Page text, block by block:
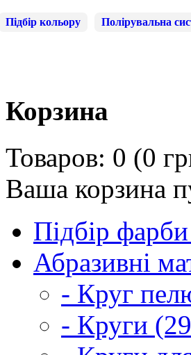
Підбір кольору Полірувальна
Корзина
Товаров: 0 (0
Ваша корзина
Підбір
Абразивні
- Круг
- Круги